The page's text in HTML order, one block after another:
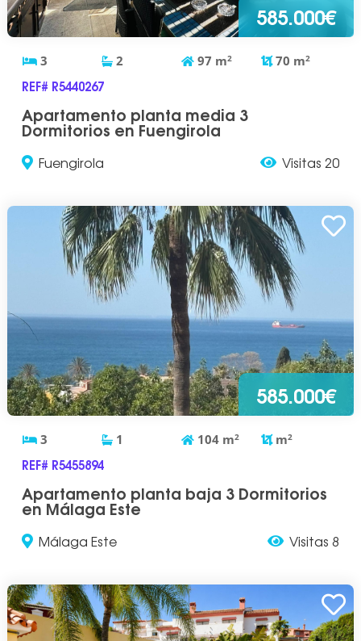
585.000€
3 2 97 m2 70 m2
REF# R5440267
Apartamento planta media 3
Dormitorios en Fuengirola
Fuengirola Visitas 20
585.000€
3 1 104 m2 m2
REF# R5455894
Apartamento planta baja 3 Dormitorios
en Málaga Este
Málaga Este Visitas 8